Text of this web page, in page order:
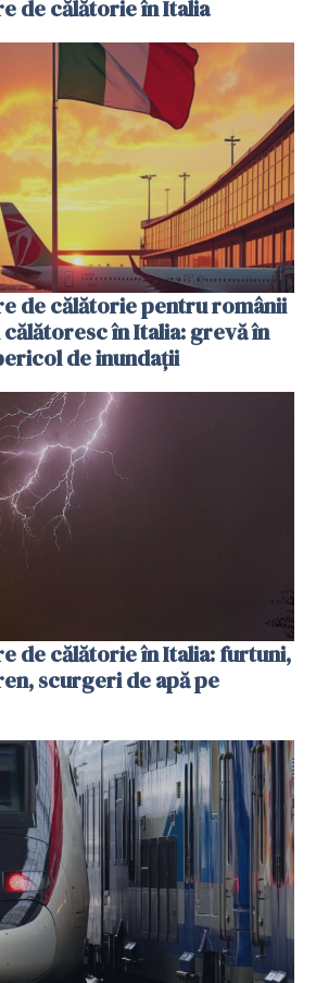
de călătorie în Italia
de călătorie pentru românii
călătoresc în Italia: grevă în
de inundaţii
de călătorie în Italia: furtuni,
scurgeri de apă pe